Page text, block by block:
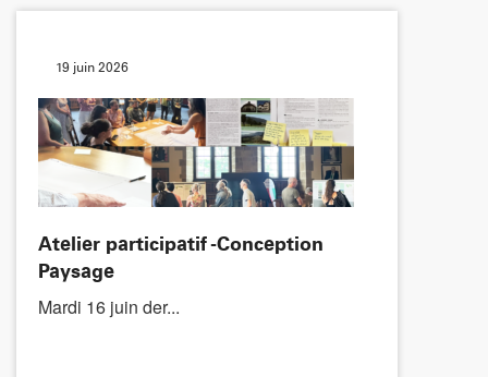
19 juin 2026
Atelier participatif -Conception
Paysage
Mardi 16 juin der...